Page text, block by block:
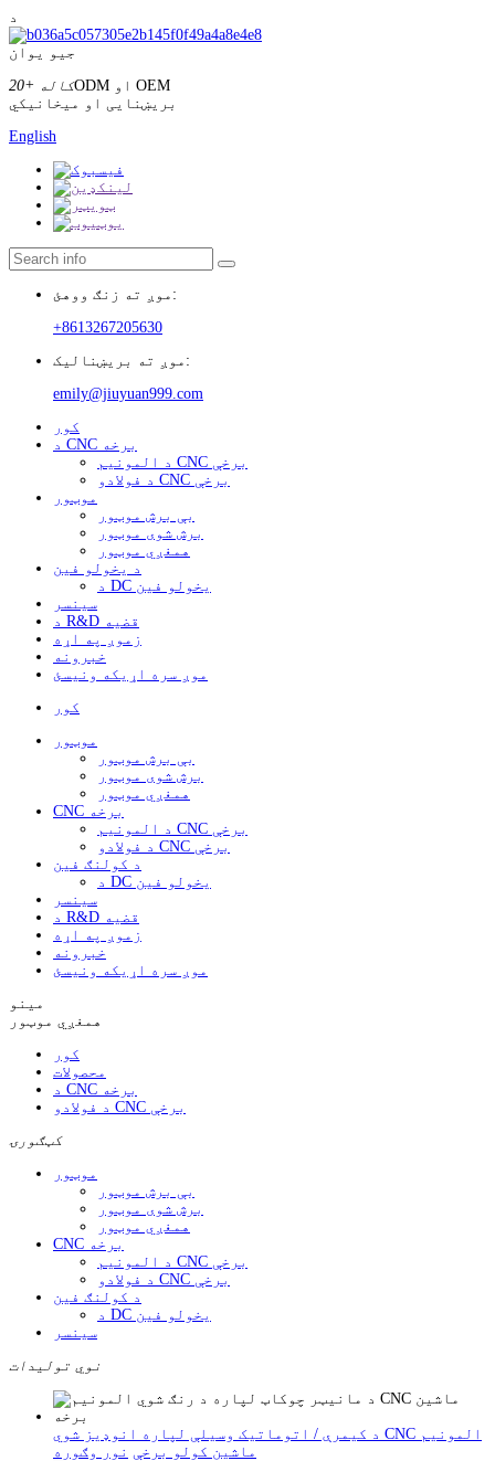
د
جیو یوان
20+ کاله
ODM او OEM
بریښنایی او میخانیکي
English
موږ ته زنګ ووهئ:
+8613267205630
موږ ته بریښنالیک:
emily@jiuyuan999.com
کور
د CNC برخه
د المونیم CNC برخې
د فولادو CNC برخې
موټور
بې برش موټور
برش شوی موټور
همغږي موټور
د یخولو فین
د DC یخولو فین
سینسر
د R&D قضیه
زموږ په اړه
خبرونه
موږ سره اړیکه ونیسئ
کور
موټور
بې برش موټور
برش شوی موټور
همغږي موټور
CNC برخه
د المونیم CNC برخې
د فولادو CNC برخې
د کولنګ فین
د DC یخولو فین
سینسر
د R&D قضیه
زموږ په اړه
خبرونه
موږ سره اړیکه ونیسئ
مینو
همغږي موټور
کور
محصولات
د CNC برخه
د فولادو CNC برخې
کټګورۍ
موټور
بې برش موټور
برش شوی موټور
همغږي موټور
CNC برخه
د المونیم CNC برخې
د فولادو CNC برخې
د کولنګ فین
د DC یخولو فین
سینسر
نوي تولیدات
د کیمرې / اتوماتیک وسیلې لپاره انوډیز شوي CNC المونیم
ماشین کولو برخې نور وګوره